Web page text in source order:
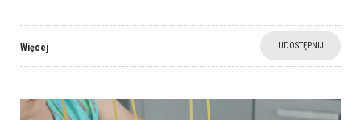
Więcej UDOSTĘPNIJ